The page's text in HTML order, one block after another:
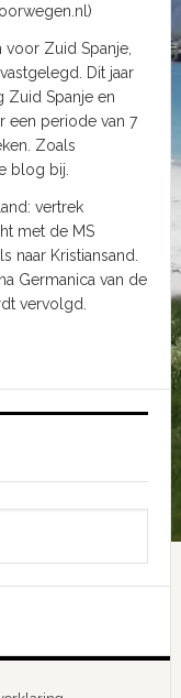
voor Zuid Spanje,
Dit jaar
Zuid Spanje en
een periode van 7
Zoals
blog bij.
vertrek
met de MS
naar Kristiansand.
Germanica van de
vervolgd.